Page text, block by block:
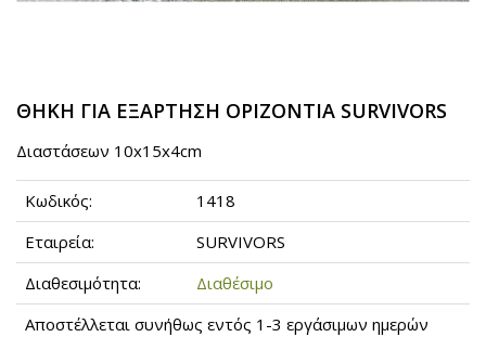
ΘΗΚΗ ΓΙΑ ΕΞΑΡΤΗΣΗ ΟΡΙΖΟΝΤΙΑ SURVIVORS
Διαστάσεων 10x15x4cm
Κωδικός:
1418
Εταιρεία:
SURVIVORS
Διαθεσιμότητα:
Διαθέσιμο
Αποστέλλεται συνήθως εντός 1-3 εργάσιμων ημερών